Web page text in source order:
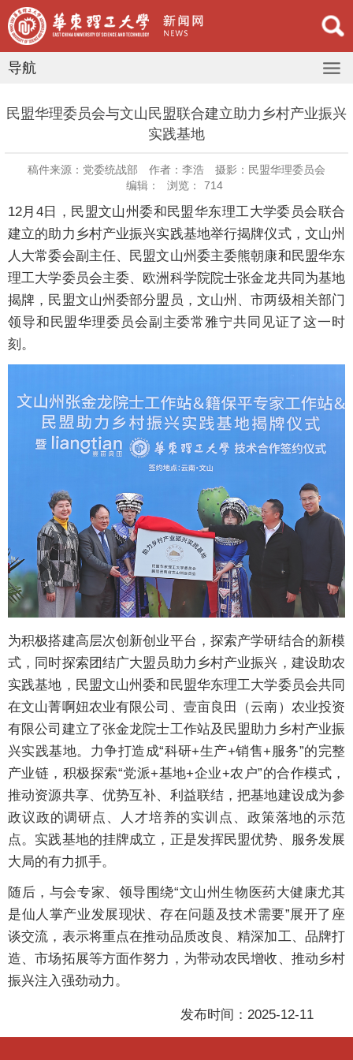
导航
民盟华理委员会与文山民盟联合建立助力乡村产业振兴
实践基地
稿件来源：党委统战部 作者：李浩
摄影：民盟华理委员会
编辑：
浏览： 714
12月4日，民盟文山州委和民盟华东理工大学委员会联合
建立的助力乡村产业振兴实践基地举行揭牌仪式，文山州
人大常委会副主任、民盟文山州委主委熊朝康和民盟华东
理工大学委员会主委、欧洲科学院院士张金龙共同为基地
揭牌，民盟文山州委部分盟员，文山州、市两级相关部门
领导和民盟华理委员会副主委常雅宁共同见证了这一时
刻。
为积极搭建高层次创新创业平台，探索产学研结合的新模
式，同时探索团结广大盟员助力乡村产业振兴，建设助农
实践基地，民盟文山州委和民盟华东理工大学委员会共同
在文山菁啊妞农业有限公司、壹亩良田（云南）农业投资
有限公司建立了张金龙院士工作站及民盟助力乡村产业振
兴实践基地。力争打造成“科研+生产+销售+服务”的完整
产业链，积极探索“党派+基地+企业+农户”的合作模式，
推动资源共享、优势互补、利益联结，把基地建设成为参
政议政的调研点、人才培养的实训点、政策落地的示范
点。实践基地的挂牌成立，正是发挥民盟优势、服务发展
大局的有力抓手。
随后，与会专家、领导围绕“文山州生物医药大健康尤其
是仙人掌产业发展现状、存在问题及技术需要”展开了座
谈交流，表示将重点在推动品质改良、精深加工、品牌打
造、市场拓展等方面作努力，为带动农民增收、推动乡村
振兴注入强劲动力。
发布时间：2025-12-11